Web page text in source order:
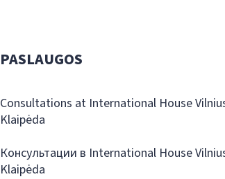
PASLAUGOS
Consultations at International House
Klaipėda
Консультации в International House
Klaipėda